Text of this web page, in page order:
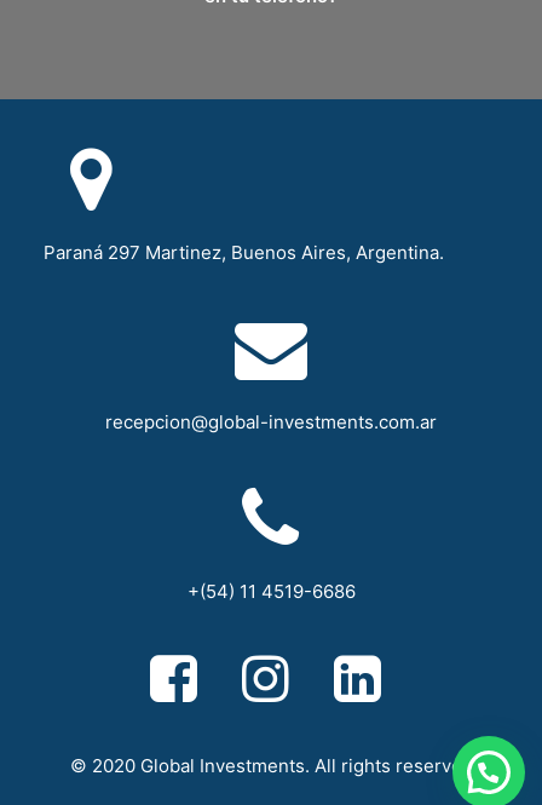
Paraná 297 Martinez, Buenos Aires, Argentina.
recepcion@global-investments.com.ar
+(54) 11 4519-6686
© 2020 Global Investments. All rights reserved